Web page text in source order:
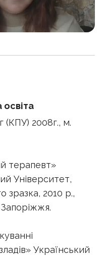
(КПУ) 2008г., м.
терапевт»
Університет,
зразка, 2010 р.,
Запоріжжя.
Український